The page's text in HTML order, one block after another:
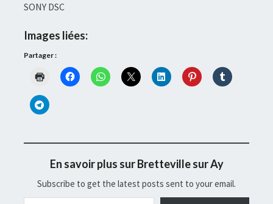
SONY DSC
Images liées:
Partager :
En savoir plus sur Bretteville sur Ay
Subscribe to get the latest posts sent to your email.
Saisissez votre adresse e-mail…